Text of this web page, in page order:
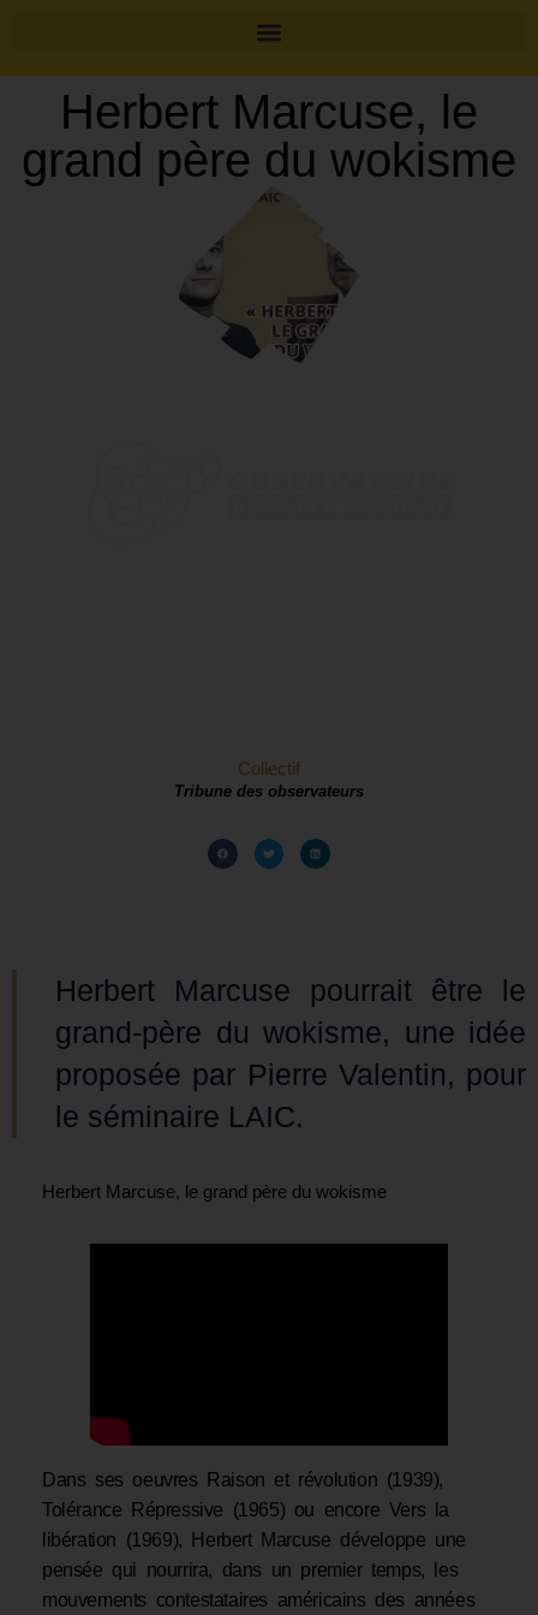
Herbert Marcuse, le
grand père du wokisme
Collectif
Tribune des observateurs
Herbert Marcuse pourrait être le
grand-père du wokisme, une idée
proposée par Pierre Valentin, pour
le séminaire LAIC.
Herbert Marcuse, le grand père du wokisme
Dans ses oeuvres Raison et révolution (1939),
Tolérance Répressive (1965) ou encore Vers la
libération (1969), Herbert Marcuse développe une
pensée qui nourrira, dans un premier temps, les
mouvements contestataires américains des années